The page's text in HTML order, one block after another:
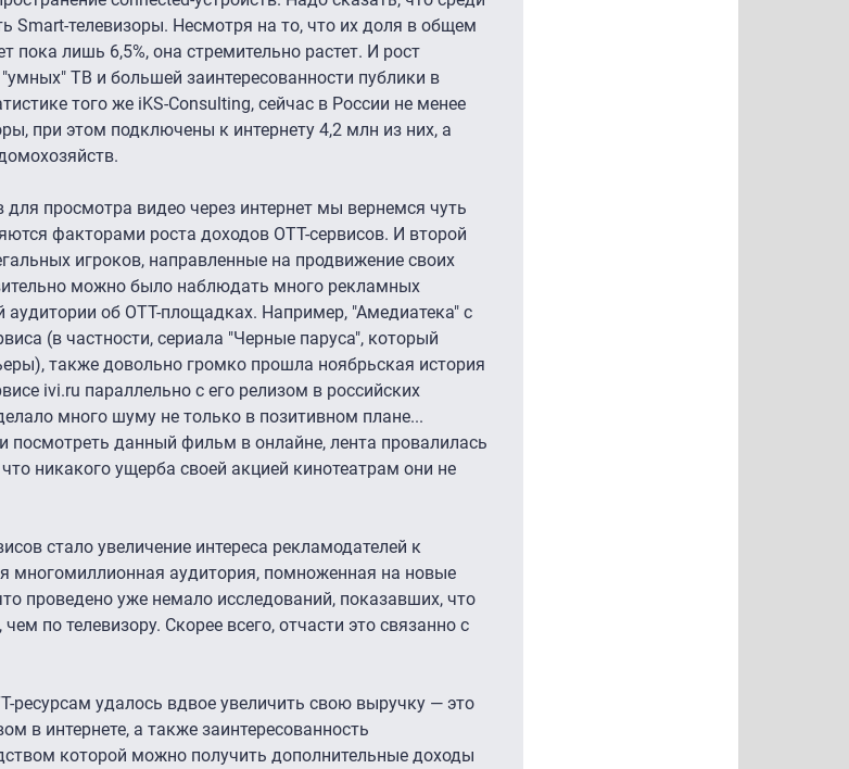
телевизоры. Несмотря на то, что их доля в общем
пока лишь 6,5%, она стремительно растет. И рост
ТВ и большей заинтересованности публики в
того же iKS-Consulting, сейчас в России не менее
при этом подключены к интернету 4,2 млн из них, а
просмотра видео через интернет мы вернемся чуть
факторами роста доходов OTT-сервисов. И второй
игроков, направленные на продвижение своих
можно было наблюдать много рекламных
об OTT-площадках. Например, "Амедиатека" с
(в частности, сериала "Черные паруса", который
также довольно громко прошла ноябрьская история
ivi.ru параллельно с его релизом в российских
много шуму не только в позитивном плане...
посмотреть данный фильм в онлайне, лента провалилась
никакого ущерба своей акцией кинотеатрам они не
стало увеличение интереса рекламодателей к
многомиллионная аудитория, помноженная на новые
проведено уже немало исследований, показавших, что
по телевизору. Скорее всего, отчасти это связанно с
удалось вдвое увеличить свою выручку — это
в интернете, а также заинтересованность
которой можно получить дополнительные доходы